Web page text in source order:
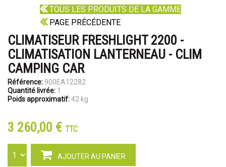
TOUS LES PRODUITS DE LA GAMME
PAGE PRÉCÉDENTE
CLIMATISEUR FRESHLIGHT 2200 -
CLIMATISATION LANTERNEAU - CLIM
CAMPING CAR
Référence: 900EA12282
Quantité livrée: 1
Poids approximatif:42 kg
3 260,00 € TTC
AJOUTER AU PANIER